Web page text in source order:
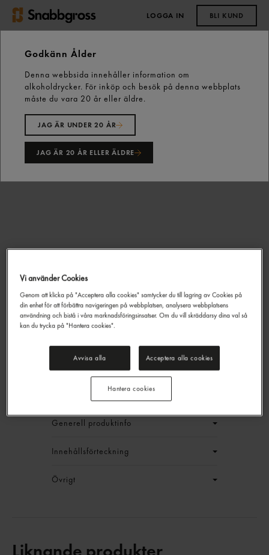
LOGGA IN BLI KUND
Start Fastfood Senap Rostad Lök 1kg Gastrino
Rostad Lök
Gastrino1kg
479,40 kr/låda
Jmf.pris : 79,90 kr /kg
EAN: 17311043007643
LOGGA IN
Generell produktinfo
Innehållsförteckning
Övrigt
Godkänn Ålder
Denna webbsida innehåller information om
alkoholdrycker. För inköp och besök på denna webbplats
måste du vara 20 år eller äldre.
JAG ÄR UNDER 20 ÅR
JAG ÄR 20 ÅR ELLER ÄLDRE
Vi använder Cookies
Genom att klicka på "Acceptera alla cookies" samtycker du till lagring av Cookies på
din enhet för att förbättra navigeringen på webbplatsen, analysera webbplatsens
användning och bistå i våra marknadsföringsinsatser. Om du vill skräddarsy dina val så
kan du trycka på "Hantera cookies".
Avvisa alla Acceptera alla cookies
Hantera cookies